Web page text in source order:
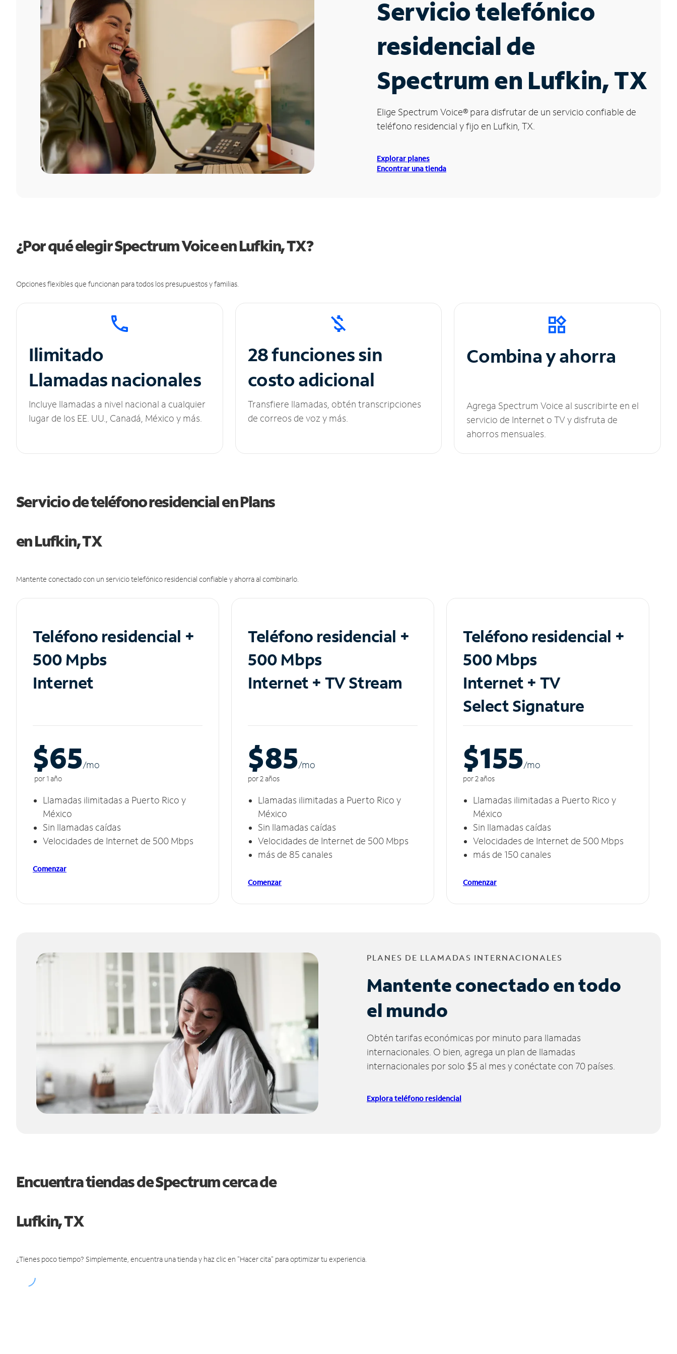
Servicio telefónico
residencial de
Spectrum en Lufkin, TX
Elige Spectrum Voice® para disfrutar de un servicio confiable de
teléfono residencial y fijo en Lufkin, TX.
Explorar planes
Encontrar una tienda
¿Por qué elegir Spectrum Voice en Lufkin, TX?
Opciones flexibles que funcionan para todos los presupuestos y familias.
Ilimitado
Llamadas nacionales
Incluye llamadas a nivel nacional a cualquier
lugar de los EE. UU., Canadá, México y más.
28 funciones sin
costo adicional
Transfiere llamadas, obtén transcripciones
de correos de voz y más.
Combina y ahorra
Agrega Spectrum Voice al suscribirte en el
servicio de Internet o TV y disfruta de
ahorros mensuales.
Servicio de teléfono residencial en Plans
en Lufkin, TX
Mantente conectado con un servicio telefónico residencial confiable y ahorra al combinarlo.
Teléfono residencial +
500 Mpbs
Internet
$65/mo
por 1 año
Llamadas ilimitadas a Puerto Rico y
México
Sin llamadas caídas
Velocidades de Internet de 500 Mbps
Comenzar
Teléfono residencial +
500 Mbps
Internet + TV Stream
$85/mo
por 2 años
Llamadas ilimitadas a Puerto Rico y
México
Sin llamadas caídas
Velocidades de Internet de 500 Mbps
más de 85 canales
Comenzar
Teléfono residencial +
500 Mbps
Internet + TV
Select Signature
$155/mo
por 2 años
Llamadas ilimitadas a Puerto Rico y
México
Sin llamadas caídas
Velocidades de Internet de 500 Mbps
más de 150 canales
Comenzar
PLANES DE LLAMADAS INTERNACIONALES
Mantente conectado en todo
el mundo
Obtén tarifas económicas por minuto para llamadas
internacionales. O bien, agrega un plan de llamadas
internacionales por solo $5 al mes y conéctate con 70 países.
Explora teléfono residencial
Encuentra tiendas de Spectrum cerca de
Lufkin, TX
¿Tienes poco tiempo? Simplemente, encuentra una tienda y haz clic en "Hacer cita" para optimizar tu experiencia.